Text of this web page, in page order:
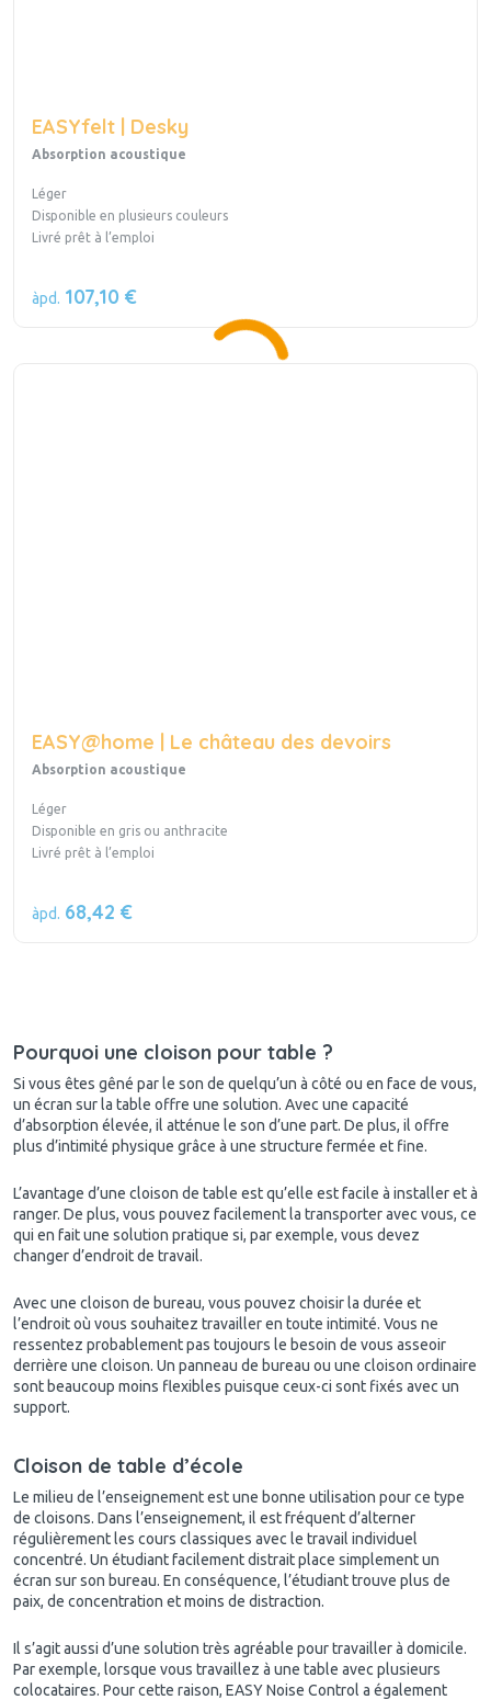
EASYfelt | Desky
Absorption acoustique
Léger
Disponible en plusieurs couleurs
Livré prêt à l’emploi
àpd. 107,10 €
EASY@home | Le château des devoirs
Absorption acoustique
Léger
Disponible en gris ou anthracite
Livré prêt à l’emploi
àpd. 68,42 €
Pourquoi une cloison pour table ?
Si vous êtes gêné par le son de quelqu’un à côté ou en face de vous,
un écran sur la table offre une solution. Avec une capacité
d’absorption élevée, il atténue le son d’une part. De plus, il offre
plus d’intimité physique grâce à une structure fermée et fine.
L’avantage d’une cloison de table est qu’elle est facile à installer et à
ranger. De plus, vous pouvez facilement la transporter avec vous, ce
qui en fait une solution pratique si, par exemple, vous devez
changer d’endroit de travail.
Avec une cloison de bureau, vous pouvez choisir la durée et
l’endroit où vous souhaitez travailler en toute intimité. Vous ne
ressentez probablement pas toujours le besoin de vous asseoir
derrière une cloison. Un panneau de bureau ou une cloison ordinaire
sont beaucoup moins flexibles puisque ceux-ci sont fixés avec un
support.
Cloison de table d’école
Le milieu de l’enseignement est une bonne utilisation pour ce type
de cloisons. Dans l’enseignement, il est fréquent d’alterner
régulièrement les cours classiques avec le travail individuel
concentré. Un étudiant facilement distrait place simplement un
écran sur son bureau. En conséquence, l’étudiant trouve plus de
paix, de concentration et moins de distraction.
Il s’agit aussi d’une solution très agréable pour travailler à domicile.
Par exemple, lorsque vous travaillez à une table avec plusieurs
colocataires. Pour cette raison, EASY Noise Control a également